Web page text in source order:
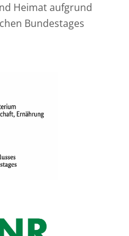
Heimat aufgrund
Bundestages